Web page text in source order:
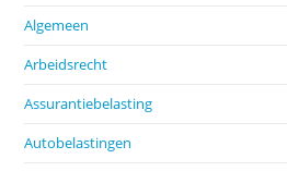
Algemeen
Arbeidsrecht
Assurantiebelasting
Autobelastingen